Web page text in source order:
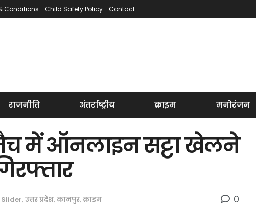
Conditions Child Safety Policy Contact
राजनीति अंतर्राष्ट्रीय क्राइम मनोरंजन
में ऑनलाइन सट्टा खेलने
, उत्तर प्रदेश, कानपुर, क्राइम 0